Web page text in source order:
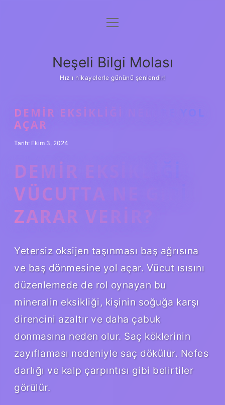
Anasayfa
Yasal Uyarı
menüyü
Neşeli Bilgi Molası
Hızlı hikayelerle gününü şenlendir!
DEMIR EKSIKLIĞI NELERE YOL
AÇAR
Tarih: Ekim 3, 2024
DEMIR EKSIKLIĞI
VÜCUTTA NE GIBI
ZARAR VERIR?
Yetersiz oksijen taşınması baş ağrısına
ve baş dönmesine yol açar. Vücut ısısını
düzenlemede de rol oynayan bu
mineralin eksikliği, kişinin soğuğa karşı
direncini azaltır ve daha çabuk
donmasına neden olur. Saç köklerinin
zayıflaması nedeniyle saç dökülür. Nefes
darlığı ve kalp çarpıntısı gibi belirtiler
görülür.